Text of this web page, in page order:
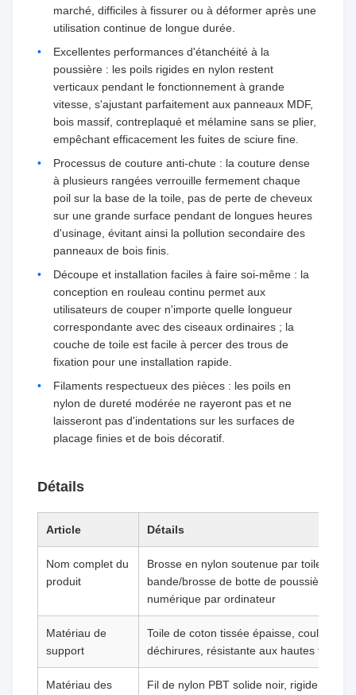
marché, difficiles à fissurer ou à déformer après une
utilisation continue de longue durée.
Excellentes performances d'étanchéité à la
poussière : les poils rigides en nylon restent
verticaux pendant le fonctionnement à grande
vitesse, s'ajustant parfaitement aux panneaux MDF,
bois massif, contreplaqué et mélamine sans se plier,
empêchant efficacement les fuites de sciure fine.
Processus de couture anti-chute : la couture dense
à plusieurs rangées verrouille fermement chaque
poil sur la base de la toile, pas de perte de cheveux
sur une grande surface pendant de longues heures
d'usinage, évitant ainsi la pollution secondaire des
panneaux de bois finis.
Découpe et installation faciles à faire soi-même : la
conception en rouleau continu permet aux
utilisateurs de couper n'importe quelle longueur
correspondante avec des ciseaux ordinaires ; la
couche de toile est facile à percer des trous de
fixation pour une installation rapide.
Filaments respectueux des pièces : les poils en
nylon de dureté modérée ne rayeront pas et ne
laisseront pas d'indentations sur les surfaces de
placage finies et de bois décoratif.
Détails
Article Détails
Nom complet du
produit
Brosse en nylon soutenue par toile de
bande/brosse de botte de poussière de
numérique par ordinateur
Matériau de
support
Toile de coton tissée épaisse, couleur
déchirures, résistante aux hautes
Matériau des
Fil de nylon PBT solide noir, rigide et